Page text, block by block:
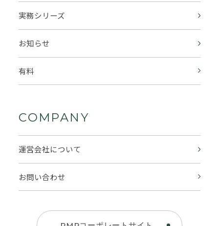
実務シリーズ
お知らせ
有料
COMPANY
運営会社について
お問い合わせ